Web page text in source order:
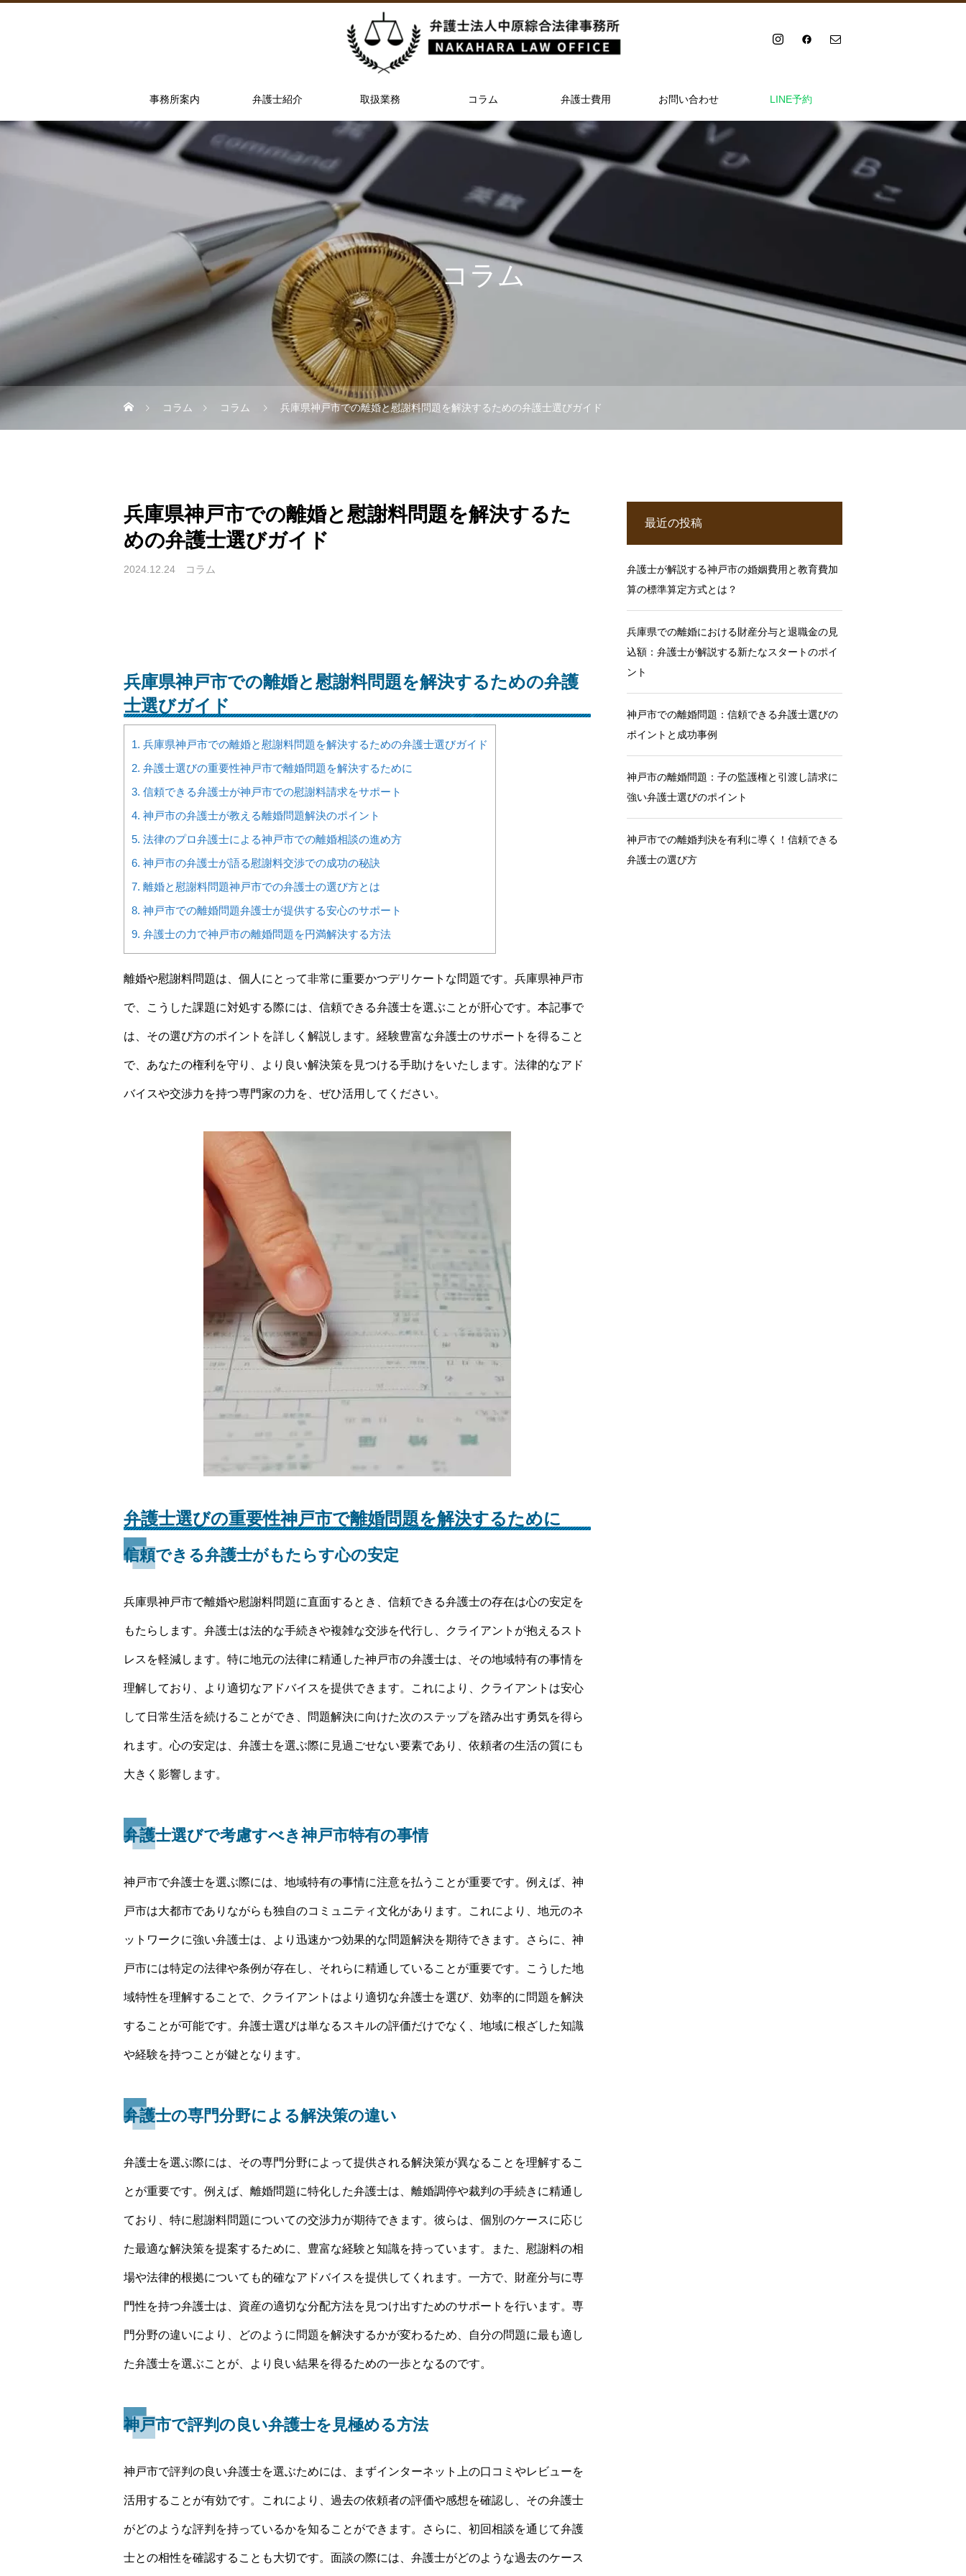
事務所案内 弁護士紹介 取扱業務 コラム 弁護士費用 お問い合わせ LINE予約
コラム
コラム コラム 兵庫県神戸市での離婚と慰謝料問題を解決するための弁護士選びガイド
兵庫県神戸市での離婚と慰謝料問題を解決するた
めの弁護士選びガイド
2024.12.24 コラム
兵庫県神戸市での離婚と慰謝料問題を解決するための弁護
士選びガイド
1. 兵庫県神戸市での離婚と慰謝料問題を解決するための弁護士選びガイド
2. 弁護士選びの重要性神戸市で離婚問題を解決するために
3. 信頼できる弁護士が神戸市での慰謝料請求をサポート
4. 神戸市の弁護士が教える離婚問題解決のポイント
5. 法律のプロ弁護士による神戸市での離婚相談の進め方
6. 神戸市の弁護士が語る慰謝料交渉での成功の秘訣
7. 離婚と慰謝料問題神戸市での弁護士の選び方とは
8. 神戸市での離婚問題弁護士が提供する安心のサポート
9. 弁護士の力で神戸市の離婚問題を円満解決する方法
離婚や慰謝料問題は、個人にとって非常に重要かつデリケートな問題です。兵庫県神戸市
で、こうした課題に対処する際には、信頼できる弁護士を選ぶことが肝心です。本記事で
は、その選び方のポイントを詳しく解説します。経験豊富な弁護士のサポートを得ること
で、あなたの権利を守り、より良い解決策を見つける手助けをいたします。法律的なアド
バイスや交渉力を持つ専門家の力を、ぜひ活用してください。
弁護士選びの重要性神戸市で離婚問題を解決するために
信頼できる弁護士がもたらす心の安定
兵庫県神戸市で離婚や慰謝料問題に直面するとき、信頼できる弁護士の存在は心の安定を
もたらします。弁護士は法的な手続きや複雑な交渉を代行し、クライアントが抱えるスト
レスを軽減します。特に地元の法律に精通した神戸市の弁護士は、その地域特有の事情を
理解しており、より適切なアドバイスを提供できます。これにより、クライアントは安心
して日常生活を続けることができ、問題解決に向けた次のステップを踏み出す勇気を得ら
れます。心の安定は、弁護士を選ぶ際に見過ごせない要素であり、依頼者の生活の質にも
大きく影響します。
弁護士選びで考慮すべき神戸市特有の事情
神戸市で弁護士を選ぶ際には、地域特有の事情に注意を払うことが重要です。例えば、神
戸市は大都市でありながらも独自のコミュニティ文化があります。これにより、地元のネ
ットワークに強い弁護士は、より迅速かつ効果的な問題解決を期待できます。さらに、神
戸市には特定の法律や条例が存在し、それらに精通していることが重要です。こうした地
域特性を理解することで、クライアントはより適切な弁護士を選び、効率的に問題を解決
することが可能です。弁護士選びは単なるスキルの評価だけでなく、地域に根ざした知識
や経験を持つことが鍵となります。
弁護士の専門分野による解決策の違い
弁護士を選ぶ際には、その専門分野によって提供される解決策が異なることを理解するこ
とが重要です。例えば、離婚問題に特化した弁護士は、離婚調停や裁判の手続きに精通し
ており、特に慰謝料問題についての交渉力が期待できます。彼らは、個別のケースに応じ
た最適な解決策を提案するために、豊富な経験と知識を持っています。また、慰謝料の相
場や法律的根拠についても的確なアドバイスを提供してくれます。一方で、財産分与に専
門性を持つ弁護士は、資産の適切な分配方法を見つけ出すためのサポートを行います。専
門分野の違いにより、どのように問題を解決するかが変わるため、自分の問題に最も適し
た弁護士を選ぶことが、より良い結果を得るための一歩となるのです。
神戸市で評判の良い弁護士を見極める方法
神戸市で評判の良い弁護士を選ぶためには、まずインターネット上の口コミやレビューを
活用することが有効です。これにより、過去の依頼者の評価や感想を確認し、その弁護士
がどのような評判を持っているかを知ることができます。さらに、初回相談を通じて弁護
士との相性を確認することも大切です。面談の際には、弁護士がどのような過去のケース
最近の投稿
弁護士が解説する神戸市の婚姻費用と教育費加
算の標準算定方式とは？
兵庫県での離婚における財産分与と退職金の見
込額：弁護士が解説する新たなスタートのポイ
ント
神戸市での離婚問題：信頼できる弁護士選びの
ポイントと成功事例
神戸市の離婚問題：子の監護権と引渡し請求に
強い弁護士選びのポイント
神戸市での離婚判決を有利に導く！信頼できる
弁護士の選び方